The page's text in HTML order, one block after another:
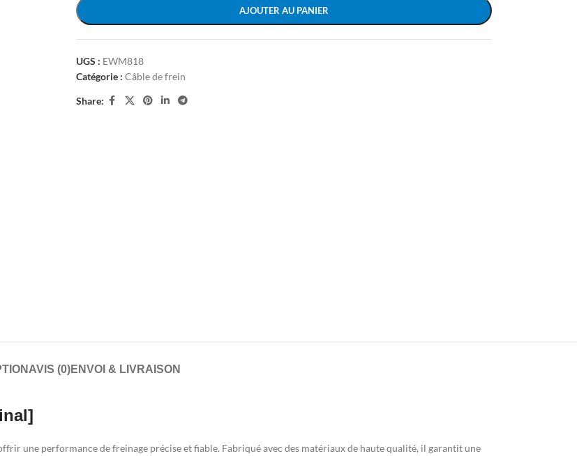
AJOUTER AU PANIER
UGS : EWM818
Catégorie : Câble de frein
Share:
AVIS (0)ENVOI & LIVRAISON
une performance de freinage précise et fiable. Fabriqué avec des matériaux de haute qualité, il garantit une